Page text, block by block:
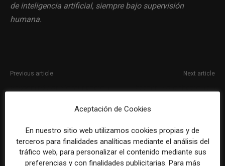
de inteligencia artificial, siempre bajo supervisión
humana.
Previous article Next article
Aceptación de Cookies
En nuestro sitio web utilizamos cookies propias y de
terceros para finalidades analíticas mediante el análisis del
tráfico web, para personalizar el contenido mediante sus
preferencias y con finalidades publicitarias. Para más